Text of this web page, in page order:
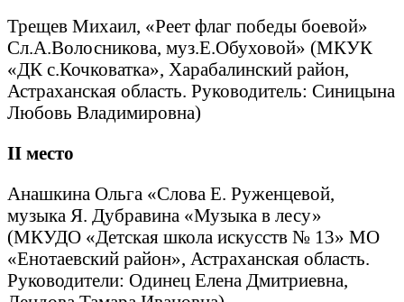
Трещев Михаил, «Реет флаг победы боевой»
Сл.А.Волосникова, муз.Е.Обуховой» (МКУК
«ДК с.Кочковатка», Харабалинский район,
Астраханская область. Руководитель: Синицына
Любовь Владимировна)
II место
Анашкина Ольга «Слова Е. Руженцевой,
музыка Я. Дубравина «Музыка в лесу»
(МКУДО «Детская школа искусств № 13» МО
«Енотаевский район», Астраханская область.
Руководители: Одинец Елена Дмитриевна,